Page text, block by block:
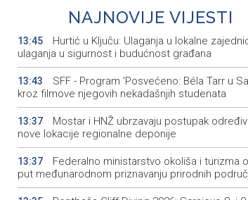
NAJNOVIJE VIJESTI
13:45
Hurtić u Ključu: Ulaganja u lokalne
ulaganja u sigurnost i budućnost građana
13:43
SFF - Program 'Posvećeno: Béla Tarr u
kroz filmove njegovih nekadašnjih studenata
13:37
Mostar i HNŽ ubrzavaju postupak
nove lokacije regionalne deponije
13:37
Federalno ministarstvo okoliša i turizma
put međunarodnom priznavanju prirodnih